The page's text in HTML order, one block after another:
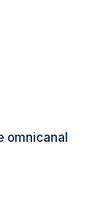
omnicanal